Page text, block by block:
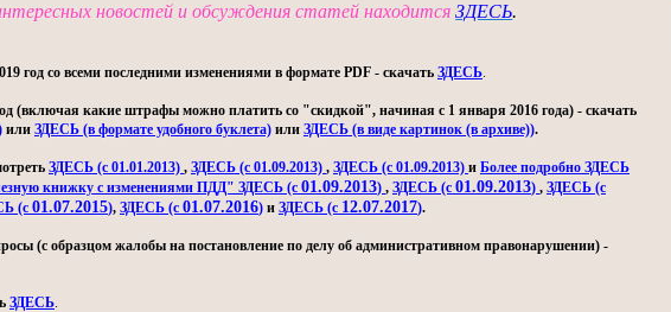
новостей и обсуждения статей находится ЗДЕСЬ.
год со всеми последними изменениями в формате PDF - скачать ЗДЕСЬ.
(включая какие штрафы можно платить со "скидкой", начиная с 1 января 2016 года) - скачать
или ЗДЕСЬ (в формате удобного буклета) или ЗДЕСЬ (в виде картинок (в архиве)).
ЗДЕСЬ (с 01.01.2013) , ЗДЕСЬ (с 01.09.2013) , ЗДЕСЬ (с 01.09.2013) и Более подробно ЗДЕСЬ
книжку с изменениями ПДД" ЗДЕСЬ (с 01.09.2013) , ЗДЕСЬ (с 01.09.2013) , ЗДЕСЬ (с
(с 01.07.2015), ЗДЕСЬ (с 01.07.2016) и ЗДЕСЬ (с 12.07.2017).
(с образцом жалобы на постановление по делу об административном правонарушении) -
ЗДЕСЬ.